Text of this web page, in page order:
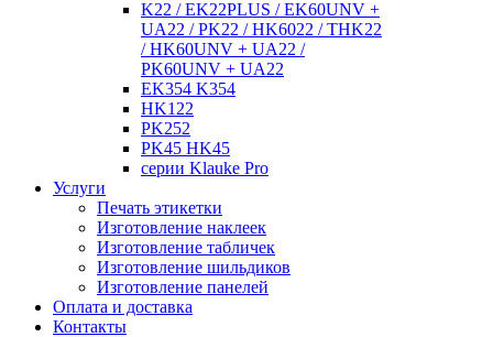
K22 / EK22PLUS / EK60UNV +
UA22 / PK22 / HK6022 / THK22
/ HK60UNV + UA22 /
PK60UNV + UA22
EK354 K354
HK122
PK252
PK45 HK45
серии Klauke Pro
Услуги
Печать этикетки
Изготовление наклеек
Изготовление табличек
Изготовление шильдиков
Изготовление панелей
Оплата и доставка
Контакты